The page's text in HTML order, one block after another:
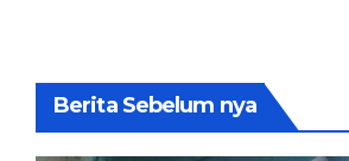
Berita Sebelum nya